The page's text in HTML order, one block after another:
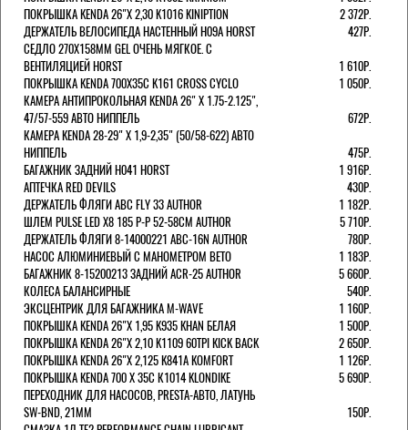
ПОКРЫШКА KENDA 26"Х 2,30 K1016 KINIPTION
2 372Р.
ДЕРЖАТЕЛЬ ВЕЛОСИПЕДА НАСТЕННЫЙ H09A HORST
427Р.
СЕДЛО 270Х158ММ GEL ОЧЕНЬ МЯГКОЕ. С
ВЕНТИЛЯЦИЕЙ HORST
1 610Р.
ПОКРЫШКА KENDA 700Х35С K161 CROSS CYCLO
1 050Р.
КАМЕРА АНТИПРОКОЛЬНАЯ KENDA 26" Х 1.75-2.125",
47/57-559 АВТО НИППЕЛЬ
672Р.
КАМЕРА KENDA 28-29" Х 1,9-2,35" (50/58-622) АВТО
НИППЕЛЬ
475Р.
БАГАЖНИК ЗАДНИЙ H041 HORST
1 916Р.
АПТЕЧКА RED DEVILS
430Р.
ДЕРЖАТЕЛЬ ФЛЯГИ АВС FLY 33 AUTHOR
1 182Р.
ШЛЕМ PULSE LED X8 185 Р-Р 52-58СМ AUTHOR
5 710Р.
ДЕРЖАТЕЛЬ ФЛЯГИ 8-14000221 ABC-16N AUTHOR
780Р.
НАСОС АЛЮМИНИЕВЫЙ С МАНОМЕТРОМ BETO
1 183Р.
БАГАЖНИК 8-15200213 ЗАДНИЙ ACR-25 AUTHOR
5 660Р.
КОЛЕСА БАЛАНСИРНЫЕ
540Р.
ЭКСЦЕНТРИК ДЛЯ БАГАЖНИКА M-WAVE
1 160Р.
ПОКРЫШКА KENDA 26"Х 1,95 K935 KHAN БЕЛАЯ
1 500Р.
ПОКРЫШКА KENDA 26"Х 2,10 K1109 60TPI KICK BACK
2 650Р.
ПОКРЫШКА KENDA 26"Х 2,125 K841A KOMFORT
1 126Р.
ПОКРЫШКА KENDA 700 Х 35С К1014 KLONDIKE
5 690Р.
ПЕРЕХОДНИК ДЛЯ НАСОСОВ, PRESTA-АВТО, ЛАТУНЬ
SW-BND, 21ММ
150Р.